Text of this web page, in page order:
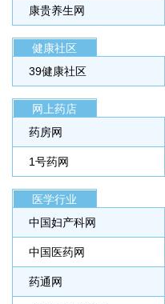
康贵养生网
健康社区
39健康社区
网上药店
药房网
1号药网
医学行业
中国妇产科网
中国医药网
药通网